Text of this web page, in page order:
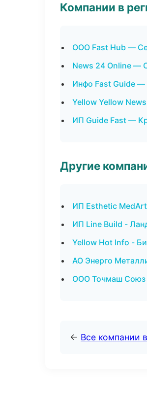
Компании в
ООО Fast Hub —
News 24 Online —
Инфо Fast Guide —
Yellow Yellow
ИП Guide Fast —
Другие
ИП Esthetic
ИП Line Build -
Yellow Hot Info -
АО Энерго
ООО Точмаш Союз
← Все компании